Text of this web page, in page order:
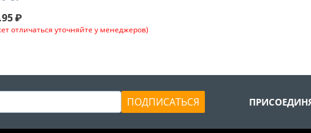
₽
отличаться уточняйте у менеджеров)
ПОДПИСАТЬСЯ